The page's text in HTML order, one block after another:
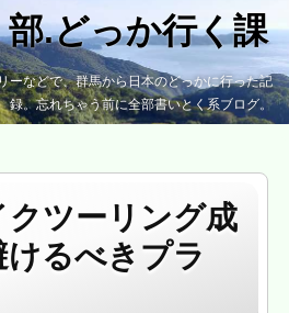
.どっか行く課
ーなどで、群馬から日本のどっかに行った記
録。忘れちゃう前に全部書いとく系ブログ。
クツーリング成
るべきプラ